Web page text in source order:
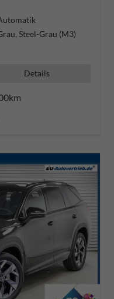
Steel-Grau (M3)
Details